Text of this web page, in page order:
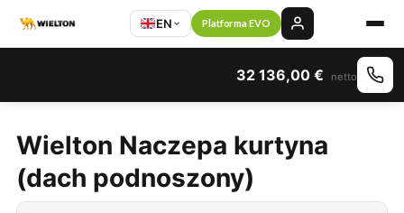
EN Platforma EVO
32 136,00 € netto
Wielton Naczepa kurtyna
(dach podnoszony)